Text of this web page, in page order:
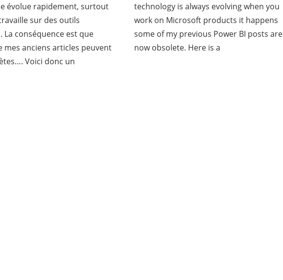
évolue rapidement, surtout
sur des outils
La conséquence est que
mes anciens articles peuvent
Voici donc un
technology is always evolving when you
work on Microsoft products it happens
some of my previous Power BI posts are
now obsolete. Here is a